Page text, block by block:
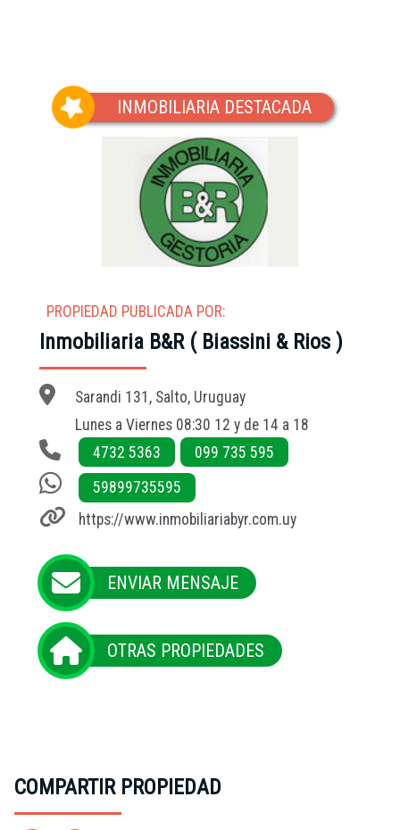
INMOBILIARIA DESTACADA
PROPIEDAD PUBLICADA POR:
Inmobiliaria B&R ( Biassini & Rios )
Sarandi 131, Salto, Uruguay
Lunes a Viernes 08:30 12 y de 14 a 18
4732 5363
099 735 595
59899735595
https://www.inmobiliariabyr.com.uy
ENVIAR MENSAJE
OTRAS PROPIEDADES
COMPARTIR PROPIEDAD